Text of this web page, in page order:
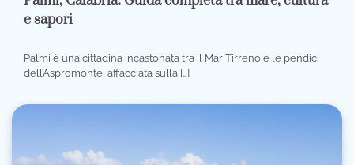
e sapori
Palmi è una cittadina incastonata tra il Mar Tirreno e le pendici
dell’Aspromonte, affacciata sulla […]